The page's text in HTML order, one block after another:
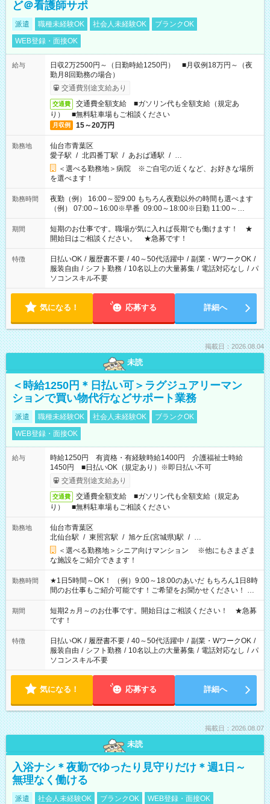
ど＠看護師サポ
派遣 職種未経験OK 社会人未経験OK
ブランクOK
WEB登録・面接OK
給与
日収2万2500円～（日勤時給1250円） ■月収例18万円～（夜
勤月8回勤務の場合）
交通費別途支給あり
交通費
交通費全額支給 ■ガソリン代も全額支給（規定あ
り） ■無料駐車場もご相談ください
月収例 15～20万円
勤務地
仙台市青葉区
愛子駅 / 北四番丁駅 / あおば通駅 / …
＜選べる勤務地＞病院 ※ご自宅の近くなど、お好きな場所
を選べます！
勤務時間
夜勤（例） 16:00～翌9:00 もちろん夜勤以外の時間も選べます
（例） 07:00～16:00※早番 09:00～18:00※日勤 11:00～
20:00※遅番 ※時間は、固定・選べる施設もあるので、ご希望が
あれば調整できます！ ※シフト制。勤務地により実働時間が異
なります。★家庭の都合でお休みが必要な場合も遠慮なくご相
談ください。
期間
短期のお仕事です。職場が気に入れば長期でも働けます！ ★
開始日はご相談ください。 ★急募です！
特徴 日払いOK / 履歴書不要 / 40～50代活躍中 / 副業・WワークOK /
服装自由 / シフト勤務 / 10名以上の大量募集 / 電話対応なし / パ
ソコンスキル不要
気になる！ 応募する 詳細へ
掲載日：2026.08.04
未読
＜時給1250円＊日払い可＞ラグジュアリーマン
ションで買い物代行などサポート業務
派遣 職種未経験OK 社会人未経験OK
ブランクOK
WEB登録・面接OK
給与
時給1250円 有資格・有経験時給1400円 介護福祉士時給
1450円 ■日払いOK（規定あり）※即日払い不可
交通費別途支給あり
交通費
交通費全額支給 ■ガソリン代も全額支給（規定あ
り） ■無料駐車場もご相談ください
勤務地
仙台市青葉区
北仙台駅 / 東照宮駅 / 旭ケ丘(宮城県)駅 / …
＜選べる勤務地＞シニア向けマンション ※他にもさまざま
な施設をご紹介できます！
勤務時間
★1日5時間～OK！ （例）9:00～18:00のあいだ もちろん1日8時
間のお仕事もご紹介可能です！ご希望をお聞かせください！ ★
家庭の都合でお休みが必要な場合も遠慮なくご相談ください。
※週最低15時間以上の勤務が必要です
期間
短期2ヵ月～のお仕事です。開始日はご相談ください！ ★急募
です！
特徴 日払いOK / 履歴書不要 / 40～50代活躍中 / 副業・WワークOK /
服装自由 / シフト勤務 / 10名以上の大量募集 / 電話対応なし / パ
ソコンスキル不要
気になる！ 応募する 詳細へ
掲載日：2026.08.07
未読
入浴ナシ＊夜勤でゆったり見守りだけ＊週1日～
無理なく働ける
派遣 社会人未経験OK ブランクOK WEB登録・面接OK